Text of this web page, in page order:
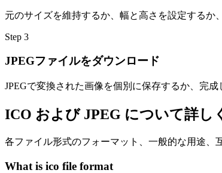
元のサイズを維持するか、幅と高さを設定するか
Step 3
JPEGファイルをダウンロード
JPEGで変換された画像を個別に保存するか、完
ICO および JPEG について詳し
各ファイル形式のフォーマット、一般的な用途、
What is ico file format